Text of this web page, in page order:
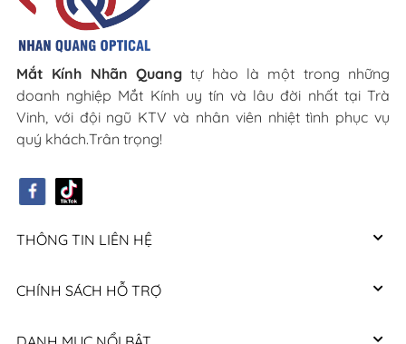
Mắt Kính Nhãn Quangtự hào là một trong những
doanh nghiệp Mắt Kính uy tín và lâu đời nhất tại Trà
Vinh, với đội ngũ KTV và nhân viên nhiệt tình phục vụ
quý khách.Trân trọng!
THÔNG TIN LIÊN HỆ
CHÍNH SÁCH HỖ TRỢ